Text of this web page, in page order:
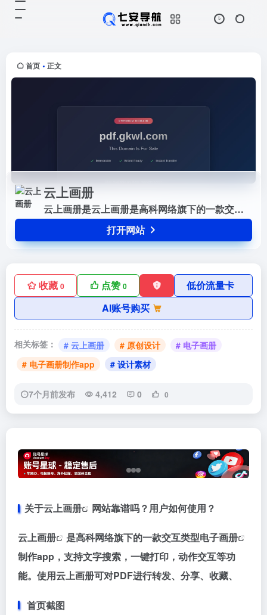
首页 • 正文
云上画册
云上画册是云上画册是高科网络旗下的一款交互类型电子画册制作app，支持文字搜索，一键打印，动作交互等功能。使用云上画册可对PDF进行转发、分享、收藏、
打开网站
收藏 0 点赞0
低价流量卡
AI账号购买
相关标签： # 云上画册 # 原创设计
# 电子画册
# 电子画册制作app
# 设计素材
7个月前发布 4,412 0 0
支持文字搜索，一键打印，动作交互
等功能。使用云上画册可对PDF进行
转发、分享、收藏、
关于云上画册 网站靠谱吗？用户如何使用？
云上画册 是高科网络旗下的一款交互类型电子画册
制作app，支持文字搜索，一键打印，动作交互等功
能。使用云上画册可对PDF进行转发、分享、收藏、
首页截图